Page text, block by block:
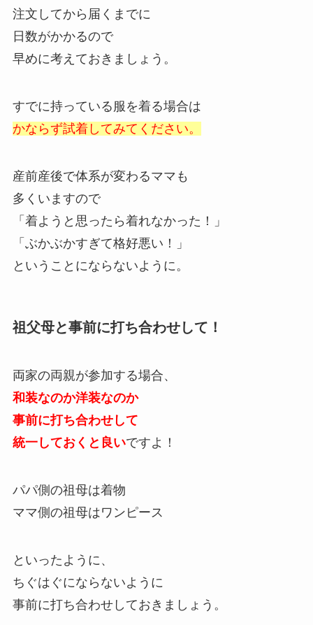
注文してから届くまでに
日数がかかるので
早めに考えておきましょう。
すでに持っている服を着る場合は
かならず試着してみてください。
産前産後で体系が変わるママも
多くいますので
「着ようと思ったら着れなかった！」
「ぶかぶかすぎて格好悪い！」
ということにならないように。
祖父母と事前に打ち合わせして！
両家の両親が参加する場合、
和装なのか洋装なのか
事前に打ち合わせして
統一しておくと良いですよ！
パパ側の祖母は着物
ママ側の祖母はワンピース
といったように、
ちぐはぐにならないように
事前に打ち合わせしておきましょう。